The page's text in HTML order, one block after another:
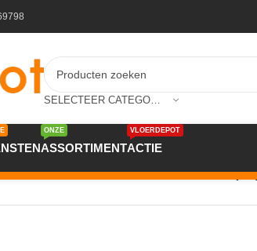
ASSORTIMENT
ONZE
ACTIE
VLOERDEPOT
/MDF Plinten/JOKA Plint 18x58mm folie